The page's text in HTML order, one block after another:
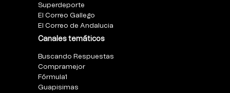
Superdeporte
El Correo Gallego
El Correo de Andalucia
Canales temáticos
Buscando Respuestas
Compramejor
Fórmula1
Guapisimas